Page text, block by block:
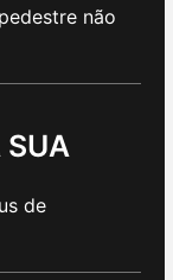
não
SUA
de